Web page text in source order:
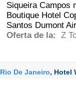
Siqueira Campos
Boutique Hotel
Santos Dumont
Oferta de la:
Z
Rio De Janeiro, Hotel